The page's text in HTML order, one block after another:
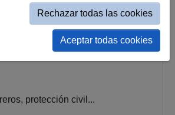
protección civil...
Rechazar todas las cookies
Aceptar todas cookies